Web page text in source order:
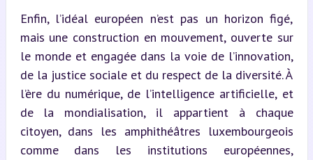
Enfin, l’idéal européen n’est pas un horizon figé,
mais une construction en mouvement, ouverte sur
le monde et engagée dans la voie de l’innovation,
de la justice sociale et du respect de la diversité. À
l’ère du numérique, de l’intelligence artificielle, et
de la mondialisation, il appartient à chaque
citoyen, dans les amphithéâtres luxembourgeois
comme dans les institutions européennes,